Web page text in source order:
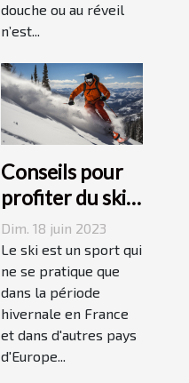
douche ou au réveil
n’est...
Conseils pour
profiter du ski
en juin, juillet,
août ou
septembre
Dim. 18 juin 2023
Le ski est un sport qui
ne se pratique que
dans la période
hivernale en France
et dans d'autres pays
d'Europe...